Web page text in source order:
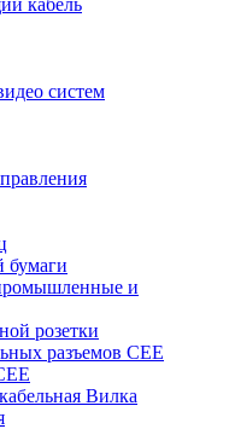
кабель
систем
бумаги
и
розетки
разъемов CEE
Вилка